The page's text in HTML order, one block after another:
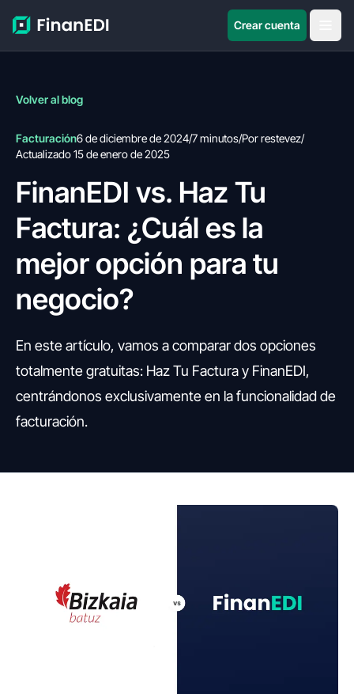
Crear cuenta
Volver al blog
Facturación6 de diciembre de 2024/7 minutos/Por restevez/
Actualizado 15 de enero de 2025
FinanEDI vs. Haz Tu
Factura: ¿Cuál es la
mejor opción para tu
negocio?
En este artículo, vamos a comparar dos opciones
totalmente gratuitas: Haz Tu Factura y FinanEDI,
centrándonos exclusivamente en la funcionalidad de
facturación.